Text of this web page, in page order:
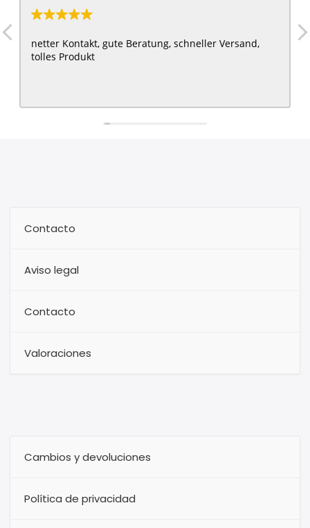
netter Kontakt, gute Beratung, schneller Versand,
tolles Produkt
Contacto
Aviso legal
Contacto
Valoraciones
Cambios y devoluciones
Política de privacidad